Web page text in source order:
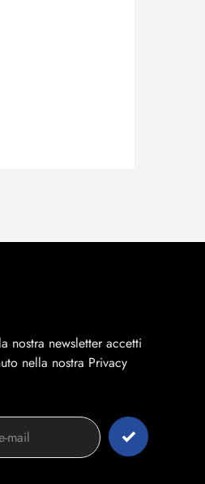
nostra newsletter accetti
nella nostra Privacy